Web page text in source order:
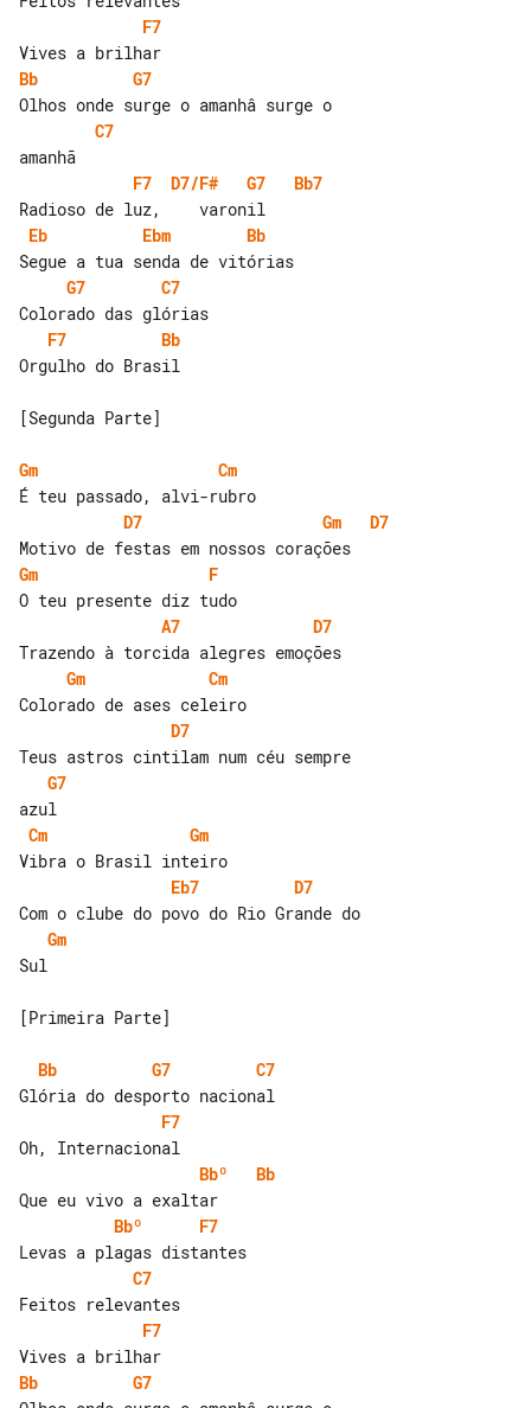
F7
Bb
G7
C7
F7
D7/F# G7
Bb7
Eb
Ebm
Bb
G7
C7
F7
Bb
Orgulho do Brasil
[Segunda Parte]
Gm
Cm
D7
Gm
D7
Gm
F
A7
D7
Gm
Cm
D7
G7
Cm
Gm
Eb7
D7
Gm
Sul
[Primeira Parte]
Bb G7
C7
F7
Bbº
Bb
Bbº
F7
C7
F7
Bb
G7